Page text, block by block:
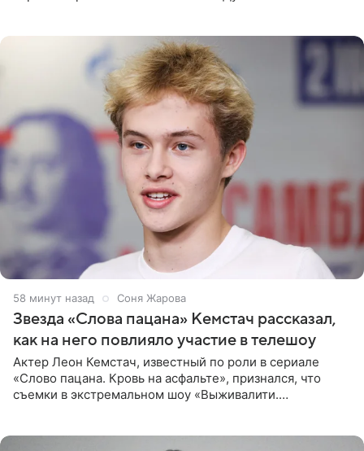
58 минут назад Соня Жарова
Звезда «Слова пацана» Кемстач рассказал,
как на него повлияло участие в телешоу
Актер Леон Кемстач, известный по роли в сериале
«Слово пацана. Кровь на асфальте», признался, что
съемки в экстремальном шоу «Выживалити.